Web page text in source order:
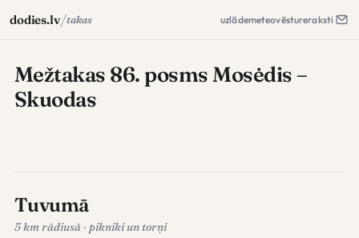
dodies.lv/takas uzlādemeteovēstureraksti
Mežtakas 86. posms Mosėdis –
Skuodas
Tuvumā
5 km rādiusā · pikniki un torņi